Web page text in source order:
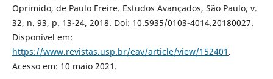
Oprimido, de Paulo Freire. Estudos Avançados, São Paulo, v.
32, n. 93, p. 13-24, 2018. Doi: 10.5935/0103-4014.20180027.
Disponível em:
https://www.revistas.usp.br/eav/article/view/152401 .
Acesso em: 10 maio 2021.